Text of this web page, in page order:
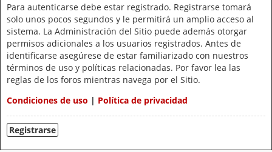
Para autenticarse debe estar registrado. Registrarse tomará
solo unos pocos segundos y le permitirá un amplio acceso al
sistema. La Administración del Sitio puede además otorgar
permisos adicionales a los usuarios registrados. Antes de
identificarse asegúrese de estar familiarizado con nuestros
términos de uso y políticas relacionadas. Por favor lea las
reglas de los foros mientras navega por el Sitio.
Condiciones de uso | Política de privacidad
Registrarse